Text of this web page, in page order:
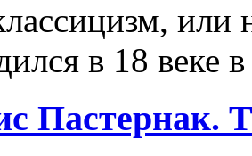
или
в 18 веке
Пастернак.